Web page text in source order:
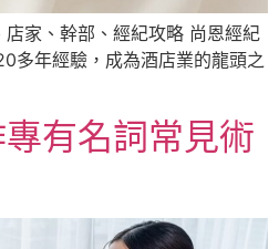
家、幹部、經紀攻略 尚恩經紀
多年經驗，成為酒店業的龍頭之
有名詞常見術